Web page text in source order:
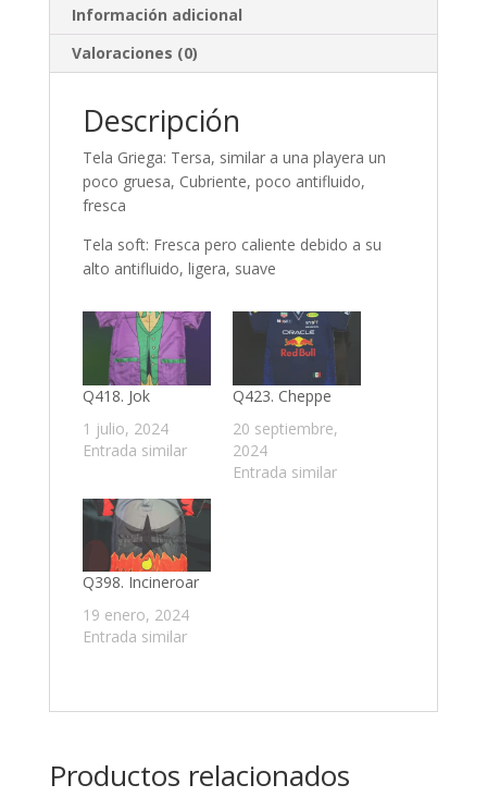
Información adicional
Valoraciones (0)
Descripción
Tela Griega: Tersa, similar a una playera un
poco gruesa, Cubriente, poco antifluido,
fresca
Tela soft: Fresca pero caliente debido a su
alto antifluido, ligera, suave
Q418. Jok
1 julio, 2024
Entrada similar
Q423. Cheppe
20 septiembre,
2024
Entrada similar
Q398. Incineroar
19 enero, 2024
Entrada similar
Productos relacionados